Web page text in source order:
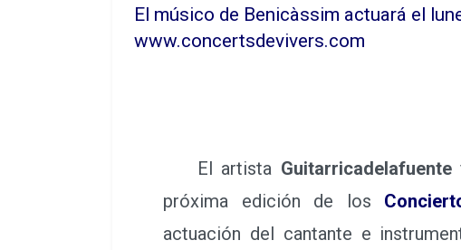
El músico de Benicàssim actuará el
www.concertsdevivers.com
El artista Guitarricadelafuente
próxima edición de los
actuación del cantante e